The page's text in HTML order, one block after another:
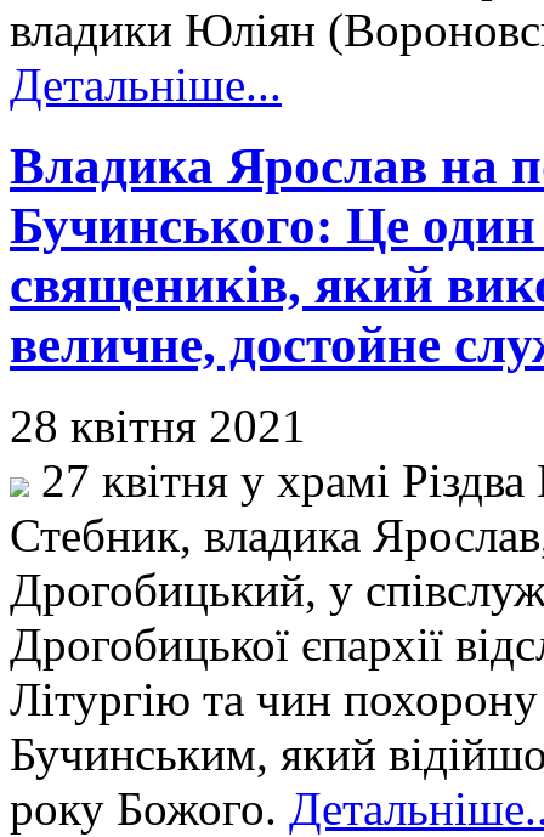
владики Юліян
Детальніше...
Владика Ярослав на
Бучинського: Це
священиків, який
величне, достойне
28 квітня 2021
27 квітня у храмі
Стебник, владика
Дрогобицький, у
Дрогобицької єпархії
Літургію та чин
Бучинським, який
року Божого.